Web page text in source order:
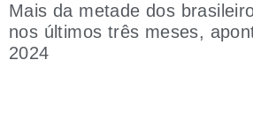
Mais da metade dos
nos últimos três meses,
2024